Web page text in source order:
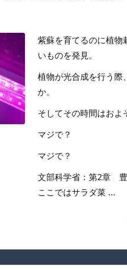
紫蘇を育てるのに植物
いものを発見。
植物が光合成を行う際
か。
そしてその時間はおよ
マジで？
マジで？
文部科学省：第2章
ここではサラダ菜 ...